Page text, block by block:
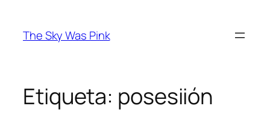
contenido
The Sky Was Pink
Etiqueta: posesiión